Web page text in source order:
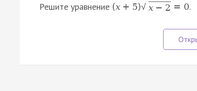
Решите уравнение (x + 5)√ x − 2 = 0.